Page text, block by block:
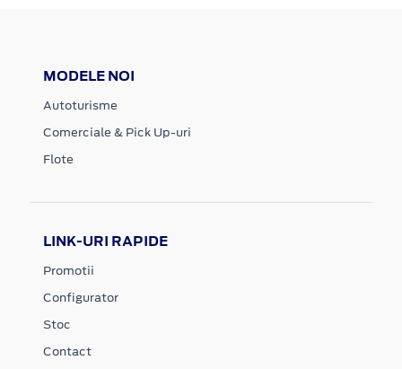
MODELE NOI
Autoturisme
Comerciale & Pick Up-uri
Flote
LINK-URI RAPIDE
Promotii
Configurator
Stoc
Contact